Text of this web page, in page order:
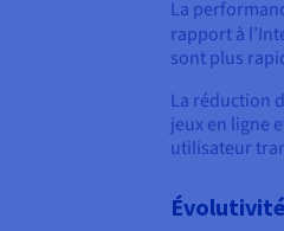
La
rapport à
sont plus
La réduction
jeux en ligne
utilisateur